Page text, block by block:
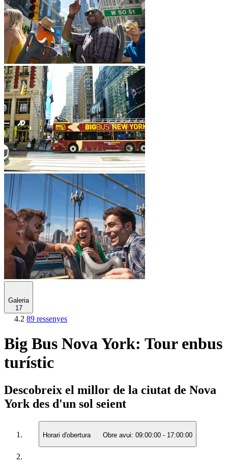
Galeria
17
4.2 89 ressenyes
Big Bus Nova York: Tour enbus
turístic
Descobreix el millor de la ciutat de Nova
York des d'un sol seient
Horari d'obertura Obre avui: 09:00:00 - 17:00:00